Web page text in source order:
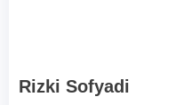
Rizki Sofyadi